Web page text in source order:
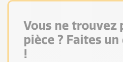
Vous ne trouvez
pièce ? Faites
!